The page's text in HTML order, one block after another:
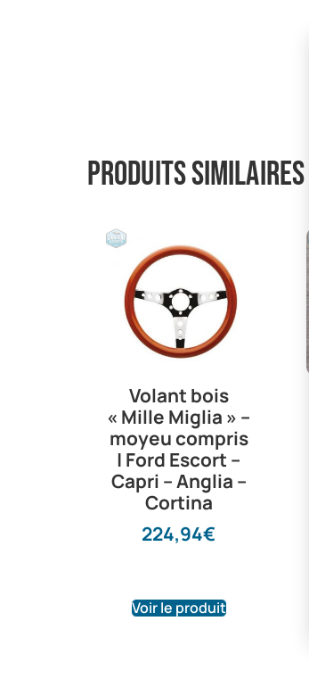
Produits similaires
Volant bois
« Mille Miglia » –
moyeu compris
| Ford Escort –
Capri – Anglia –
Cortina
224,94€
Voir le produit